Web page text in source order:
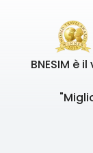
BNESIM è